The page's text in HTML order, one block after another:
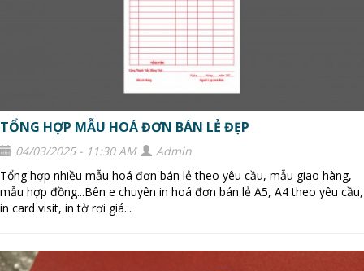
TỔNG HỢP MẪU HOÁ ĐƠN BÁN LẺ ĐẸP
04/03/2025 - 11:30 AM
Admin
Tổng hợp nhiều mẫu hoá đơn bán lẻ theo yêu cầu, mẫu giao hàng,
mẫu hợp đồng...Bên e chuyên in hoá đơn bán lẻ A5, A4 theo yêu cầu,
in card visit, in tờ rơi giá...